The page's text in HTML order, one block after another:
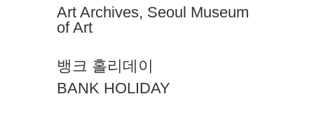
Art Archives, Seoul Museum
of Art
뱅크 홀리데이
BANK HOLIDAY